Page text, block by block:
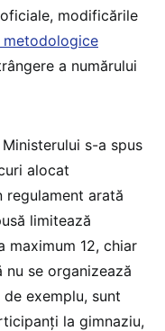
modificările
metodologice
a numărului
s-a spus
alocat
arată
limitează
maximum 12, chiar
se organizează
exemplu, sunt
la gimnaziu,